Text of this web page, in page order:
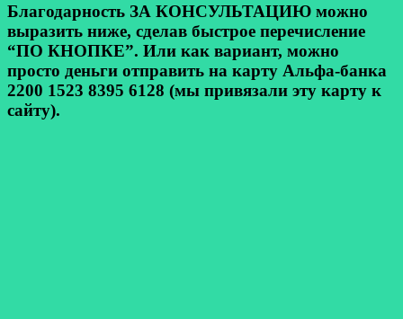
Благодарность ЗА КОНСУЛЬТАЦИЮ можно
выразить ниже, сделав быстрое перечисление
“ПО КНОПКЕ”. Или как вариант, можно
просто деньги отправить на карту Альфа-банка
2200 1523 8395 6128 (мы привязали эту карту к
сайту).